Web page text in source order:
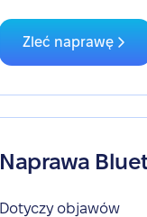
Zleć naprawę
Naprawa
Dotyczy objawów